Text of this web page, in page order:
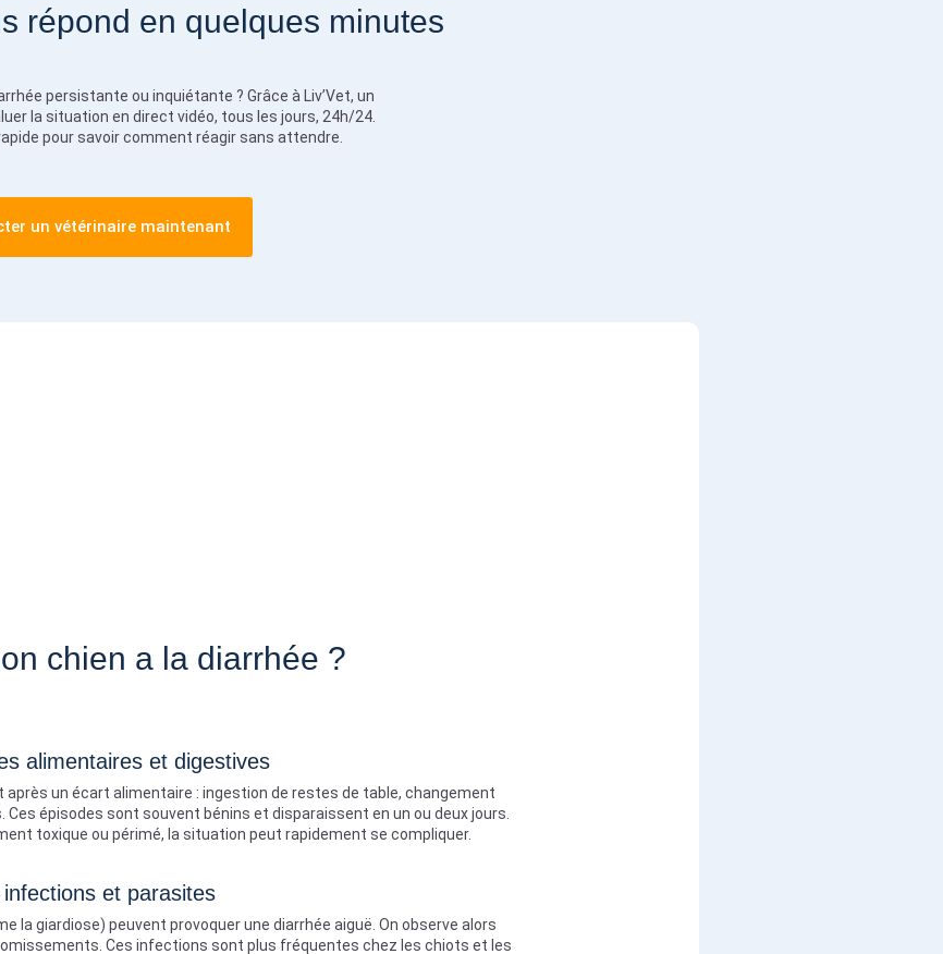
répond en quelques minutes
persistante ou inquiétante ? Grâce à Liv’Vet, un
la situation en direct vidéo, tous les jours, 24h/24.
pour savoir comment réagir sans attendre.
un vétérinaire maintenant
chien a la diarrhée ?
alimentaires et digestives
après un écart alimentaire : ingestion de restes de table, changement
épisodes sont souvent bénins et disparaissent en un ou deux jours.
toxique ou périmé, la situation peut rapidement se compliquer.
infections et parasites
la giardiose) peuvent provoquer une diarrhée aiguë. On observe alors
Ces infections sont plus fréquentes chez les chiots et les